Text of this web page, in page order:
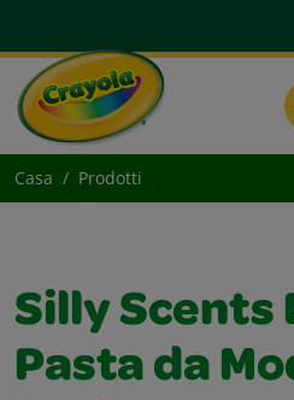
Casa Prodotti
Silly Scents
Pasta da